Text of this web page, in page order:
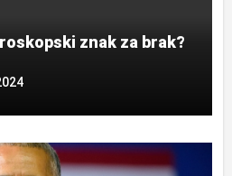
znak za brak?